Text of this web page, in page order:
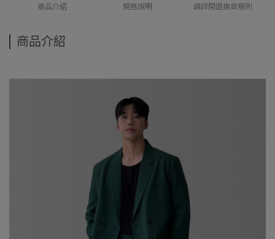
商品介紹 規格說明 請詳閱退換貨規則
商品介紹